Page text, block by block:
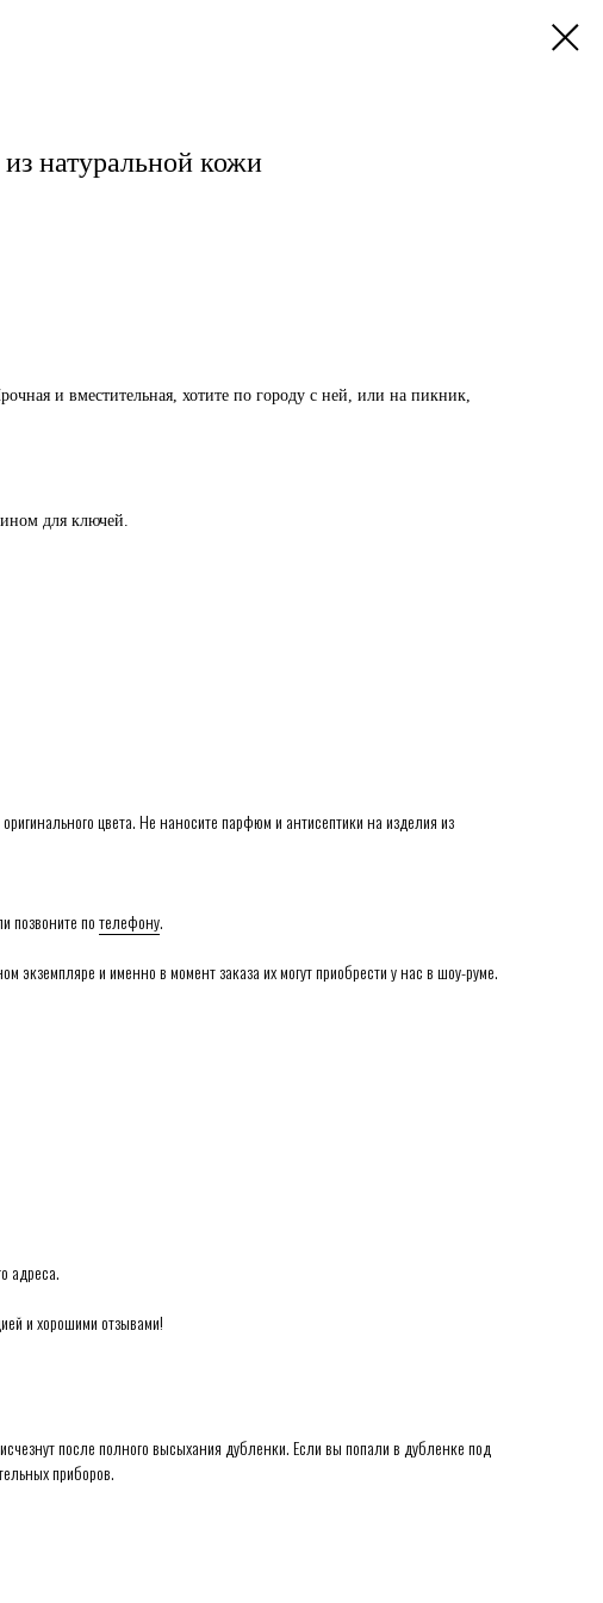
натуральной кожи
и вместительная, хотите по городу с ней, или на пикник,
для ключей.
цвета. Не наносите парфюм и антисептики на изделия из
позвоните потелефону.
экземпляре и именно в момент заказа их могут приобрести у нас в шоу-руме.
адреса.
и хорошими отзывами!
после полного высыхания дубленки. Если вы попали в дубленке под
приборов.